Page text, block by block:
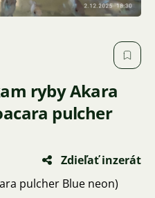
ryby Akara
pulcher
Zdieľať inzerát
pulcher Blue neon)